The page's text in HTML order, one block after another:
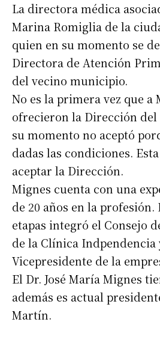
La directora médica
Marina Romiglia de la
quien en su momento se
Directora de Atención
del vecino municipio.
No es la primera vez que a
ofrecieron la Dirección del
su momento no aceptó
dadas las condiciones.
aceptar la Dirección.
Mignes cuenta con una
de 20 años en la
etapas integró el Consejo
de la Clínica Indpendencia
Vicepresidente de la
El Dr. José María Mignes
además es actual
Martín.